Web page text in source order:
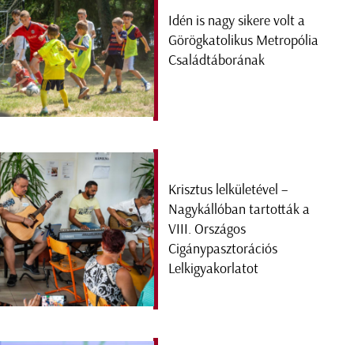
Idén is nagy sikere volt a
Görögkatolikus Metropólia
Családtáborának
Krisztus lelkületével –
Nagykállóban tartották a
VIII. Országos
Cigánypasztorációs
Lelkigyakorlatot